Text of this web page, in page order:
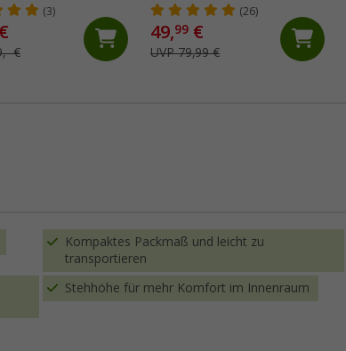
(3)
€
(26)
49,99 €
UVP 79,99 €
Kompaktes Packmaß und leicht zu
transportieren
Stehhöhe für mehr Komfort im Innenraum